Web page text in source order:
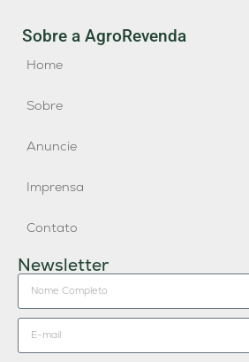
Sobre a AgroRevenda
Home
Sobre
Anuncie
Imprensa
Contato
Newsletter